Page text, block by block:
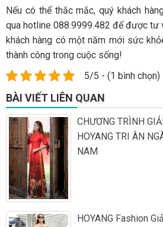
Nếu có thể thắc mắc, quý khách
qua hotline 088.9999.482 để được tư
khách hàng có một năm mới sức
thành công trong cuộc sống!
5/5 - (1 bình chọn)
BÀI VIẾT LIÊN QUAN
CHƯƠNG TRÌNH
HOYANG TRI ÂN
NAM
HOYANG Fashion